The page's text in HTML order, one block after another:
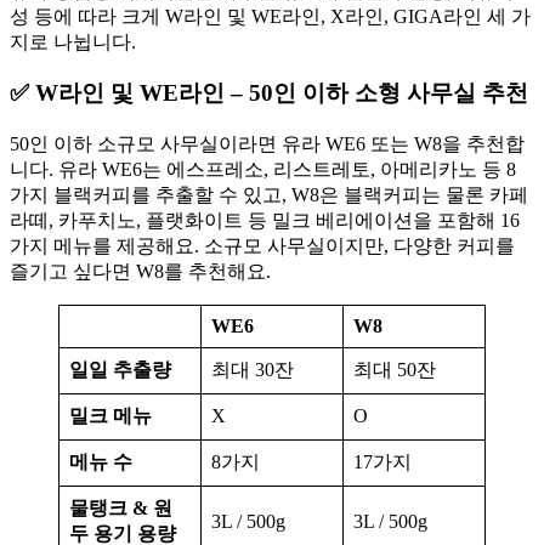
성 등에 따라 크게 W라인 및 WE라인, X라인, GIGA라인 세 가
지로 나뉩니다.
✅ W라인 및 WE라인 – 50인 이하 소형 사무실 추천
50인 이하 소규모 사무실이라면 유라 WE6 또는 W8을 추천합
니다. 유라 WE6는 에스프레소, 리스트레토, 아메리카노 등 8
가지 블랙커피를 추출할 수 있고, W8은 블랙커피는 물론 카페
라떼, 카푸치노, 플랫화이트 등 밀크 베리에이션을 포함해 16
가지 메뉴를 제공해요. 소규모 사무실이지만, 다양한 커피를
즐기고 싶다면 W8를 추천해요.
WE6 W8
일일 추출량 최대 30잔 최대 50잔
밀크 메뉴 X O
메뉴 수 8가지 17가지
물탱크 & 원
두 용기 용량
3L / 500g 3L / 500g